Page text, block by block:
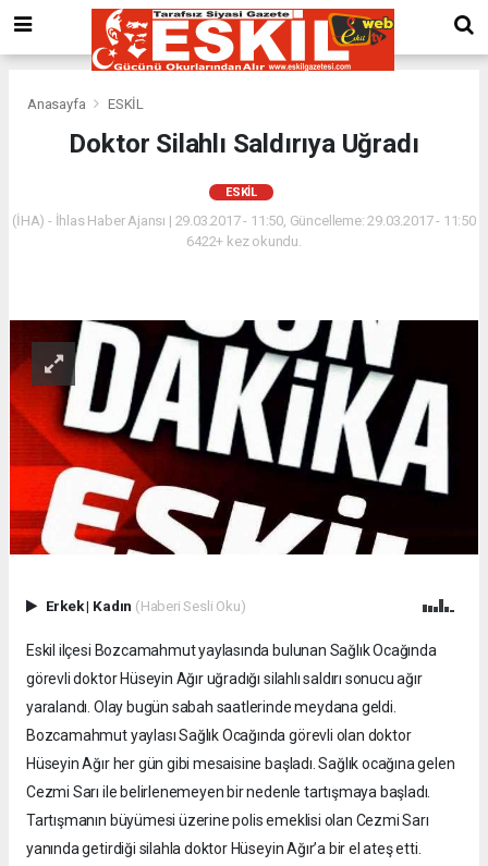
Anasayfa ESKİL
Doktor Silahlı Saldırıya Uğradı
ESKİL
(İHA) - İhlas Haber Ajansı | 29.03.2017 - 11:50, Güncelleme: 29.03.2017 - 11:50
6422+ kez okundu.
Erkek| Kadın (Haberi Sesli Oku)
Eskil ilçesi Bozcamahmut yaylasında bulunan Sağlık Ocağında
görevli doktor Hüseyin Ağır uğradığı silahlı saldırı sonucu ağır
yaralandı. Olay bugün sabah saatlerinde meydana geldi.
Bozcamahmut yaylası Sağlık Ocağında görevli olan doktor
Hüseyin Ağır her gün gibi mesaisine başladı. Sağlık ocağına gelen
Cezmi Sarı ile belirlenemeyen bir nedenle tartışmaya başladı.
Tartışmanın büyümesi üzerine polis emeklisi olan Cezmi Sarı
yanında getirdiği silahla doktor Hüseyin Ağır’a bir el ateş etti.